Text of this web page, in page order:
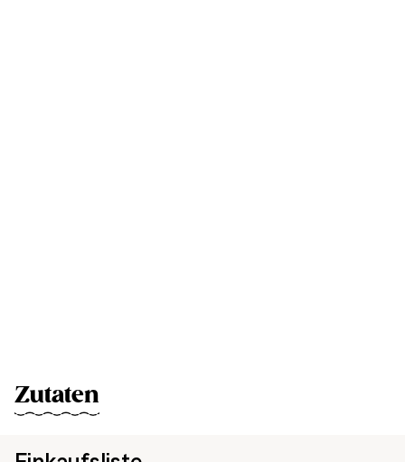
Zutaten